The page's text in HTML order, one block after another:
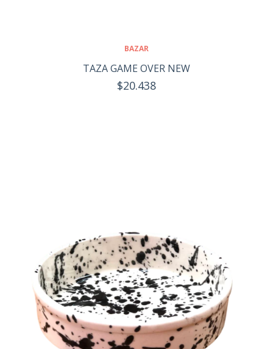
BAZAR
TAZA GAME OVER NEW
$20.438